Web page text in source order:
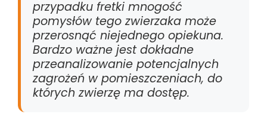
przypadku fretki mnogość
pomysłów tego zwierzaka może
przerosnąć niejednego opiekuna.
Bardzo ważne jest dokładne
przeanalizowanie potencjalnych
zagrożeń w pomieszczeniach, do
których zwierzę ma dostęp.